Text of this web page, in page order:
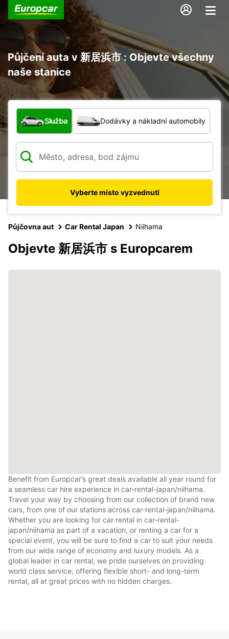
Půjčení auta v 新居浜市 : Objevte všechny
naše stanice
Jaký typ vozidla?
Služba Dodávky a nákladní automobily
Vyberte místo vyzvednutí
Půjčovna aut Car Rental Japan Niihama
Objevte 新居浜市 s Europcarem
Benefit from Europcar’s great deals available all year round for
a seamless car hire experience in car-rental-japan/niihama.
Travel your way by choosing from our collection of brand new
cars, from one of our stations across car-rental-japan/niihama.
Whether you are looking for car rental in car-rental-
japan/niihama as part of a vacation, or renting a car for a
special event, you will be sure to find a car to suit your needs
from our wide range of economy and luxury models. As a
global leader in car rental, we pride ourselves on providing
world class service, offering flexible short- and long-term
rental, all at great prices with no hidden charges.